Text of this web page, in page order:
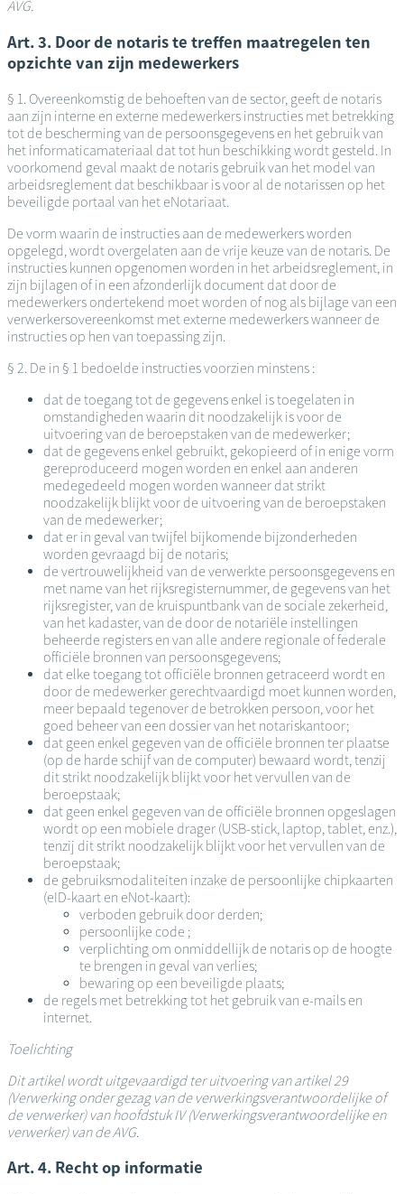
AVG.
Art. 3. Door de notaris te treffen maatregelen ten
opzichte van zijn medewerkers
§ 1. Overeenkomstig de behoeften van de sector, geeft de notaris
aan zijn interne en externe medewerkers instructies met betrekking
tot de bescherming van de persoonsgegevens en het gebruik van
het informaticamateriaal dat tot hun beschikking wordt gesteld. In
voorkomend geval maakt de notaris gebruik van het model van
arbeidsreglement dat beschikbaar is voor al de notarissen op het
beveiligde portaal van het eNotariaat.
De vorm waarin de instructies aan de medewerkers worden
opgelegd, wordt overgelaten aan de vrije keuze van de notaris. De
instructies kunnen opgenomen worden in het arbeidsreglement, in
zijn bijlagen of in een afzonderlijk document dat door de
medewerkers ondertekend moet worden of nog als bijlage van een
verwerkersovereenkomst met externe medewerkers wanneer de
instructies op hen van toepassing zijn.
§ 2. De in § 1 bedoelde instructies voorzien minstens :
dat de toegang tot de gegevens enkel is toegelaten in
omstandigheden waarin dit noodzakelijk is voor de
uitvoering van de beroepstaken van de medewerker;
dat de gegevens enkel gebruikt, gekopieerd of in enige vorm
gereproduceerd mogen worden en enkel aan anderen
medegedeeld mogen worden wanneer dat strikt
noodzakelijk blijkt voor de uitvoering van de beroepstaken
van de medewerker;
dat er in geval van twijfel bijkomende bijzonderheden
worden gevraagd bij de notaris;
de vertrouwelijkheid van de verwerkte persoonsgegevens en
met name van het rijksregisternummer, de gegevens van het
rijksregister, van de kruispuntbank van de sociale zekerheid,
van het kadaster, van de door de notariële instellingen
beheerde registers en van alle andere regionale of federale
officiële bronnen van persoonsgegevens;
dat elke toegang tot officiële bronnen getraceerd wordt en
door de medewerker gerechtvaardigd moet kunnen worden,
meer bepaald tegenover de betrokken persoon, voor het
goed beheer van een dossier van het notariskantoor;
dat geen enkel gegeven van de officiële bronnen ter plaatse
(op de harde schijf van de computer) bewaard wordt, tenzij
dit strikt noodzakelijk blijkt voor het vervullen van de
beroepstaak;
dat geen enkel gegeven van de officiële bronnen opgeslagen
wordt op een mobiele drager (USB-stick, laptop, tablet, enz.),
tenzij dit strikt noodzakelijk blijkt voor het vervullen van de
beroepstaak;
de gebruiksmodaliteiten inzake de persoonlijke chipkaarten
(eID-kaart en eNot-kaart):
verboden gebruik door derden;
persoonlijke code ;
verplichting om onmiddellijk de notaris op de hoogte
te brengen in geval van verlies;
bewaring op een beveiligde plaats;
de regels met betrekking tot het gebruik van e-mails en
internet.
Toelichting
Dit artikel wordt uitgevaardigd ter uitvoering van artikel 29
(Verwerking onder gezag van de verwerkingsverantwoordelijke of
de verwerker) van hoofdstuk IV (Verwerkingsverantwoordelijke en
verwerker) van de AVG.
Art. 4. Recht op informatie